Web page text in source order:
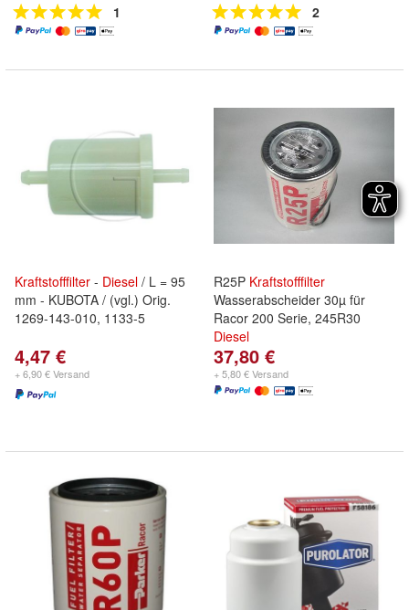
1 2
Kraftstofffilter - Diesel / L = 95
mm - KUBOTA / (vgl.) Orig.
1269-143-010, 1133-5
4,47 €
+ 6,90 € Versand
R25P Kraftstofffilter
Wasserabscheider 30µ für
Racor 200 Serie, 245R30
Diesel
37,80 €
+ 5,80 € Versand